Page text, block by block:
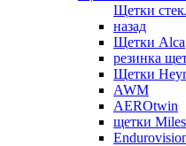
Щетки
назад
Щетки Alca
резинка
Щетки
AWM
AEROtwin
щетки Miles